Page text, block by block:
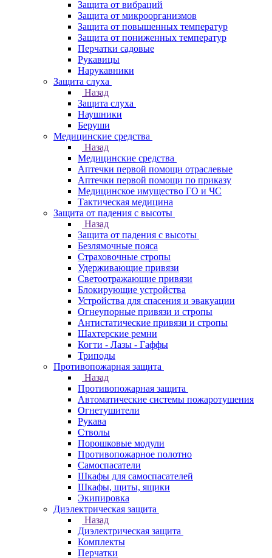
Защита от вибраций
Защита от микроорганизмов
Защита от повышенных температур
Защита от пониженных температур
Перчатки садовые
Рукавицы
Нарукавники
Защита слуха
Назад
Защита слуха
Наушники
Беруши
Медицинские средства
Назад
Медицинские средства
Аптечки первой помощи отраслевые
Аптечки первой помощи по приказу
Медицинское имущество ГО и ЧС
Тактическая медицина
Защита от падения с высоты
Назад
Защита от падения с высоты
Безлямочные пояса
Страховочные стропы
Удерживающие привязи
Светоотражающие привязи
Блокирующие устройства
Устройства для спасения и эвакуации
Огнеупорные привязи и стропы
Антистатические привязи и стропы
Шахтерские ремни
Когти - Лазы - Гаффы
Триподы
Противопожарная защита
Назад
Противопожарная защита
Автоматические системы пожаротушения
Огнетушители
Рукава
Стволы
Порошковые модули
Противопожарное полотно
Самоспасатели
Шкафы для самоспасателей
Шкафы, щиты, ящики
Экипировка
Диэлектрическая защита
Назад
Диэлектрическая защита
Комплекты
Перчатки